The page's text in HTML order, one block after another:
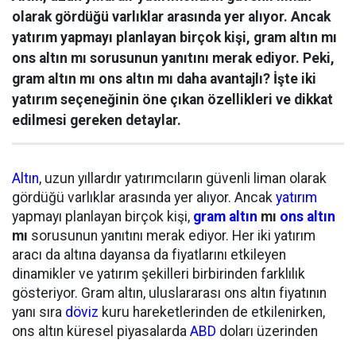
olarak gördüğü varlıklar arasında yer alıyor. Ancak
yatırım yapmayı planlayan birçok kişi, gram altın mı
ons altın mı sorusunun yanıtını merak ediyor. Peki,
gram altın mı ons altın mı daha avantajlı? İşte iki
yatırım seçeneğinin öne çıkan özellikleri ve dikkat
edilmesi gereken detaylar.
Altın, uzun yıllardır yatırımcıların güvenli liman olarak
gördüğü varlıklar arasında yer alıyor. Ancak yatırım
yapmayı planlayan birçok kişi, gram altın mı ons altın
mı sorusunun yanıtını merak ediyor. Her iki yatırım
aracı da altına dayansa da fiyatlarını etkileyen
dinamikler ve yatırım şekilleri birbirinden farklılık
gösteriyor. Gram altın, uluslararası ons altın fiyatının
yanı sıra döviz kuru hareketlerinden de etkilenirken,
ons altın küresel piyasalarda ABD doları üzerinden